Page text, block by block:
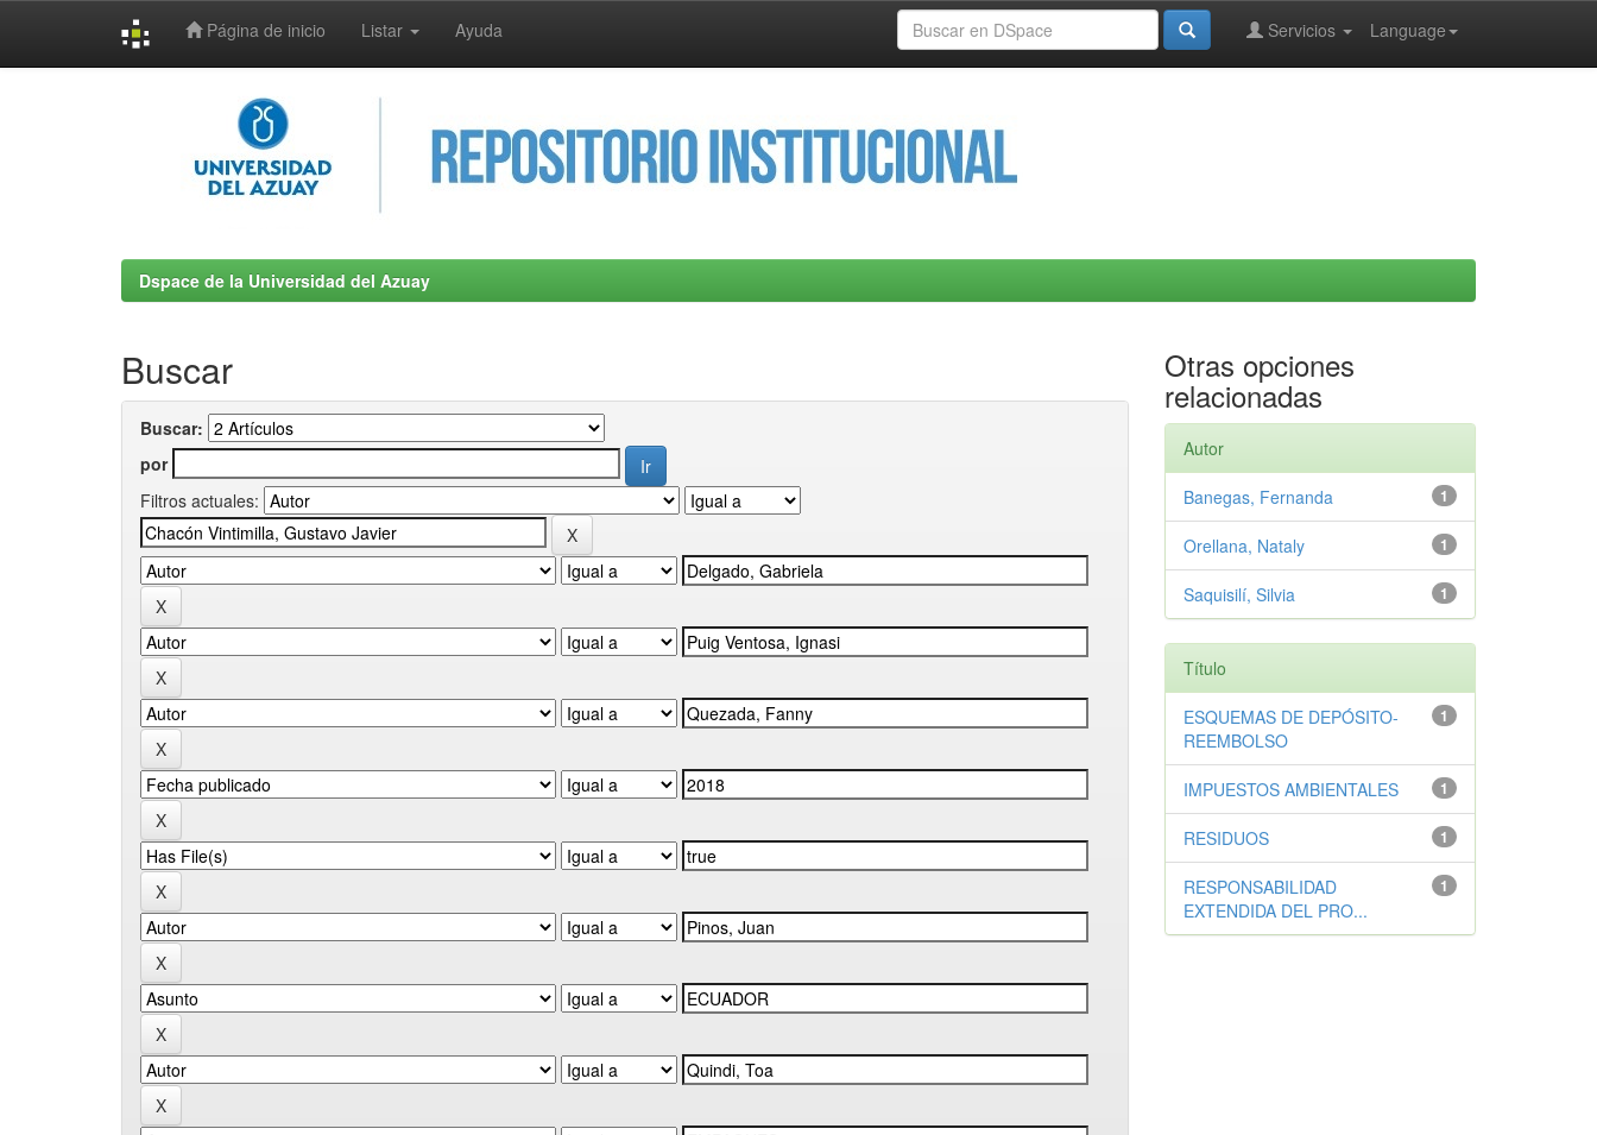
Página de inicio Listar Ayuda Language
Servicios
Dspace de la Universidad del Azuay
Buscar
Buscar:
por
Filtros actuales:
Otras opciones
relacionadas
Autor
1
Banegas, Fernanda
1
Orellana, Nataly
1
Saquisilí, Silvia
Título
1
ESQUEMAS DE DEPÓSITO-
REEMBOLSO
1
IMPUESTOS AMBIENTALES
1
RESIDUOS
1
RESPONSABILIDAD
EXTENDIDA DEL PRO...